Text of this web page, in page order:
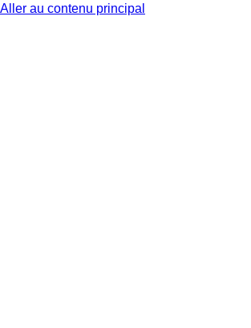
Aller au contenu principal